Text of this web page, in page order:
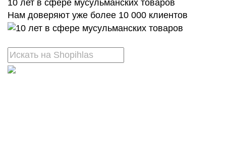
10 лет в сфере мусульманских товаров
Нам доверяют уже более 10 000 клиентов